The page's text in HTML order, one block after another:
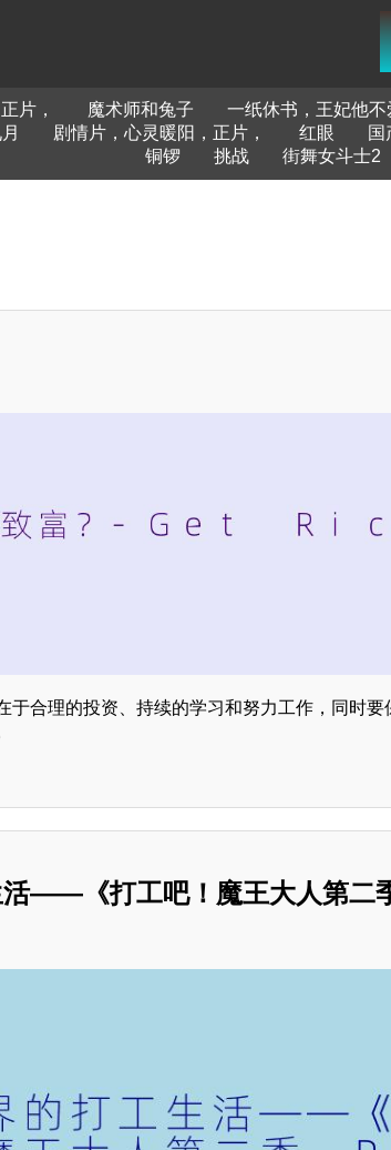
片， 魔术师和兔子 一纸休书，王妃他不
剧情片，心灵暖阳，正片， 红眼 国
铜锣
挑战 街舞女斗士2
于合理的投资、持续的学习和努力工作，同时要
活——《打工吧！魔王大人第二